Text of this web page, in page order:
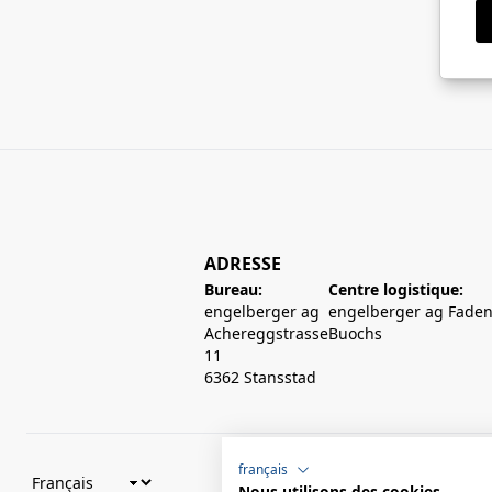
ADRESSE
Bureau:
engelberger ag
Achereggstrasse
11
6362 Stansstad
Centre logistique:
engelberger ag
Buochs
français